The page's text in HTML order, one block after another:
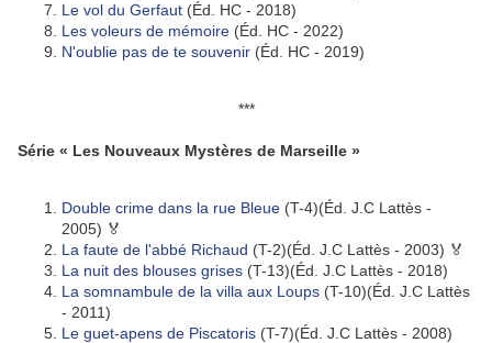
Le vol du Gerfaut (Éd. HC - 2018)
Les voleurs de mémoire (Éd. HC - 2022)
N'oublie pas de te souvenir (Éd. HC - 2019)
***
Série « Les Nouveaux Mystères de Marseille »
Double crime dans la rue Bleue (T-4)(Éd. J.C Lattès -
2005) 🏅
La faute de l'abbé Richaud (T-2)(Éd. J.C Lattès - 2003) 🏅
La nuit des blouses grises (T-13)(Éd. J.C Lattès - 2018)
La somnambule de la villa aux Loups (T-10)(Éd. J.C Lattès
- 2011)
Le guet-apens de Piscatoris (T-7)(Éd. J.C Lattès - 2008)